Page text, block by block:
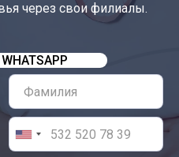
через свои филиалы.